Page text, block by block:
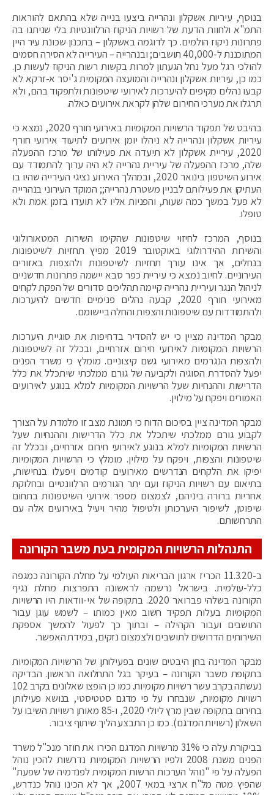
בנוסף, עיריות אשקלון ונהרייה ביצעו בנייה שלא בהתאם להוראות
התמ"א ולחוות הדעת של רשויות הניקוז הרלוונטיות בלי שניתנו בה
פתרונות ניקוז הולמים. כך לדוגמה באשקלון – בתכנון שכונת עיר היין
המתוכננת ל-40,000 תושבים; ובנהרייה – העירייה לא הסירה חסמים
להולכי רגל מעל נחל הגעתון למרות בקשות רשות הניקוז לעשות כן.
כמו כן, עיריות אשקלון ונהרייה והמועצה המקומית ג'יסר א-זרקא לא
קבעו נהלים מקיפים להיערכות לאירועי שיטפונות ולתפקוד בהם, ולא
תרגלו את מערכי החירום שלהן לקראת אירועים כאלה.
בהיבט של תפקוד הרשויות המקומיות באירועי חורף 2020, נמצא כי
עיריות אשקלון ונהרייה לא ניהלו יומן אירועים לתיעוד אירועי חורף
2020, עיריית אשקלון לא תיעדה את פעילותו של מרכז ההפעלה
שלה, מרכז ההפעלה של עיריית נהרייה לא היה ערוך להתמודד עם
אירוע השיטפון בינואר 2020, ובמהלך האירוע נציגי העירייה שהיו בו
העתיקו את פעילותם לבניין משטרת נהרייה;; המוקד העירוני בנהרייה
לא פעל במשך כמה שעות, והפניות אליו לא תועדו בזמן אמת ולא
טופלו.
בנוסף, המרכז לחיזוי שיטפונות שהקימו השירות המטאורולוגי
והשירות ההידרולוגי באוקטובר 2019 מפיץ תחזיות לשיטפונות
בנחלים, אך אינו עורך תחזיות לשיטפונות ולהצפות באזורים
העירוניים. לחיוב נמצא כי עיריית כפר סבא יישמה פתרונות חדשניים
לניהול הנגר ועיריית נהרייה קיימה תהליכים סדורים של הפקת לקחים
מאירועי חורף 2020, קבעה נהלים פנימיים חדשים להיערכות
ולהתמודדות עם שיטפונות והצפות והחלה ביישומם.
מבקר המדינה מציין כי יש להסדיר בדחיפות את סוגיית היערכות
הרשויות המקומיות לאירועי חירום אזרחיים, ובכלל זה לשיטפונות
ולהצפות הנגרמים מאירועי גשם קיצוניים. מומלץ כי משרד הפנים
יפעל להסדרת הסוגיה ולקביעה של גורם ממלכתי שיתכלל את כלל
הדרישות וההנחיות שעל הרשויות המקומיות למלא בנוגע לאירועים
האמורים ויפקח על מילוין.
מבקר המדינה ציין בסיכום הדוח כי תמונת מצב זו מלמדת על הצורך
לקבוע גורם ממלכתי שיתכלל את כלל הדרישות וההנחיות שעל
הרשויות המקומיות למלא בנוגע לאירועי חירום אזרחיים, ובכלל זה
שיטפונות והצפות, ויפקח על מילוין. מומלץ כי הרשויות המקומיות
יפיקו את הלקחים הנדרשים מאירועים קודמים ויפעלו בנחישות,
בתיאום עם רשויות הניקוז ועם יתר הגורמים הרלוונטיים ובחלוקת
אחריות ברורה ביניהם, לצמצום מספר אירועי השיטפונות בתחום
שיפוטן, לשיפור היערכותן ולטיפול מהיר ויעיל באירועים אלה עם
התרחשותם.
התנהלות הרשויות המקומית בעת משבר הקורונה
ב-11.3.20 הכריז ארגון הבריאות העולמי על מחלת הקורונה כמגפה
כלל-עולמית. בישראל נרשמה לראשונה התפרצות מחלת נגיף
הקורונה בשלהי פברואר 2020. בתקופה של אי-וודאות היו הרשויות
המקומיות בעלות תפקיד חשוב מאין כמותו – לשמש עוגן עבור
התושבים ועבור הקהילה – ובתוך כך לפעול להמשך אספקת
השירותים הדרושים לתושבים ולצמצום נזקים, במידת האפשר.
מבקר המדינה בחן היבטים שונים בפעילותן של הרשויות המקומיות
בתקופת משבר הקורונה – בעיקר בגל התחלואה הראשון. הבדיקה
נעשתה בקרב עשר רשויות מקומיות. כמו כן הופצו שאלונים בקרב 102
רשויות מקומיות, שנבחרו על פי מדגם סטטיסטי, בנושא פעילותן
בחירום בתקופה שבין מרץ ליולי 2020, ו-85 מאותן רשויות השיבו על
השאלון (רשויות המדגם). כמו כן התבצע הליך שיתוף ציבור.
בביקורת עלה כי
31% מרשויות המדגם הכירו את חוזר מנכ"ל משרד
הפנים משנת 2008 ולפיו הרשויות המקומיות נדרשות להכין נוהל
הפעלה על פי "נוהל הערכות הרשות המקומית לפנדמיה של שפעת"
שהפיץ מטה מל"ח ארצי במאי 2007, אך לא הכינו נוהל כנדרש,